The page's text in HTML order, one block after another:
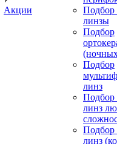
Акции
Подбор
линзы
Подбор
Подбор
линз
Подбор
линз
Подбор
линз